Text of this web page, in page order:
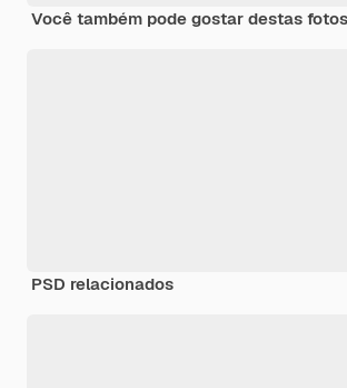
Você também pode gostar destas fotos
PSD relacionados